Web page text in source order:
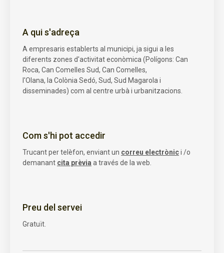
A qui s'adreça
A empresaris establerts al municipi, ja sigui a les
diferents zones d'activitat econòmica (Polígons: Can
Roca, Can Comelles Sud, Can Comelles,
l'Olana, la Colònia Sedó, Sud, Sud Magarola i
disseminades) com al centre urbà i urbanitzacions.
Com s'hi pot accedir
Trucant per telèfon, enviant un correu electrònici /o
demanant cita prèvia a través de la web.
Preu del servei
Gratuït.